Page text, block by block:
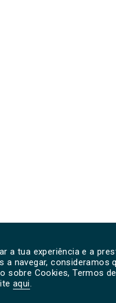
a tua experiência e a
a navegar, consideramos
sobre Cookies, Termos
aqui.